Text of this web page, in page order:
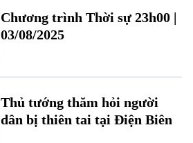
0865.116.699
Chương trình Thời sự 23h00 |
03/08/2025
Thủ tướng thăm hỏi người
dân bị thiên tai tại Điện Biên